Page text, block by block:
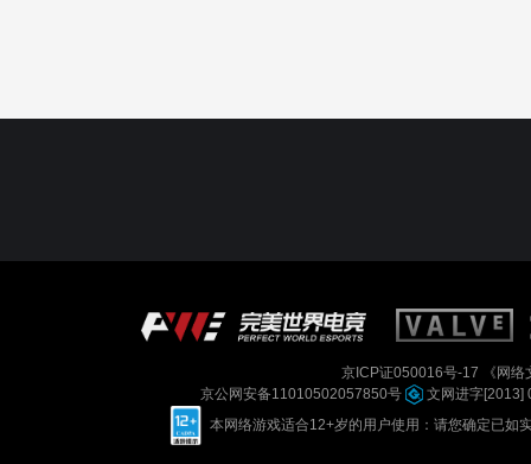
京ICP证050016号-17
《网
京公网安备11010502057850号
文网进字[2013]
本网络游戏适合12+岁的用户使用：请您确定已如